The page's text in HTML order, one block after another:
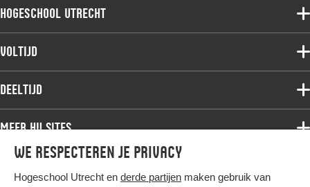
We respecteren je privacy
Hogeschool Utrecht en derde partijen maken gebruik van
Hogeschool Utrecht
Voltijdopleidingen
Onderzoek
Werken bij de HU
Voltijd
Associate degree
Master
Studiekeuze voltijd
Deeltijd
Associate degree
Bachelor
Meer HU sites
HU International
HU Bibliotheek